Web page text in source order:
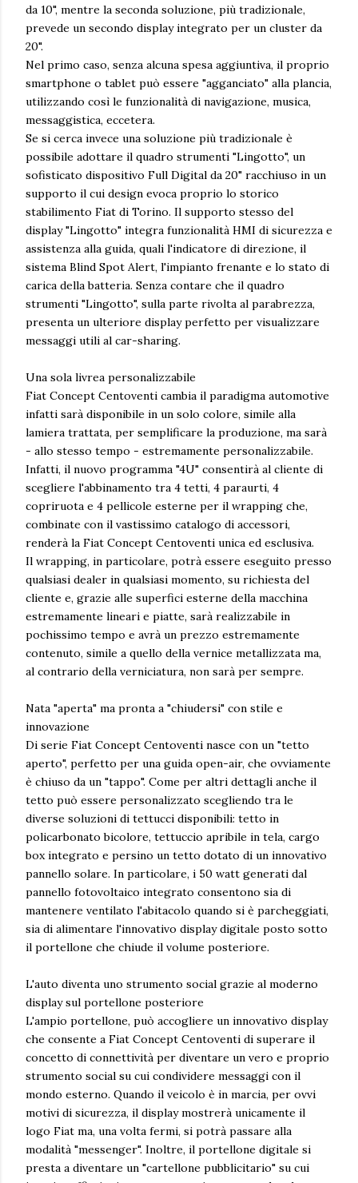
da 10", mentre la seconda soluzione, più tradizionale,
prevede un secondo display integrato per un cluster da
20".
Nel primo caso, senza alcuna spesa aggiuntiva, il proprio
smartphone o tablet può essere "agganciato" alla plancia,
utilizzando così le funzionalità di navigazione, musica,
messaggistica, eccetera.
Se si cerca invece una soluzione più tradizionale è
possibile adottare il quadro strumenti "Lingotto", un
sofisticato dispositivo Full Digital da 20" racchiuso in un
supporto il cui design evoca proprio lo storico
stabilimento Fiat di Torino. Il supporto stesso del
display "Lingotto" integra funzionalità HMI di sicurezza e
assistenza alla guida, quali l'indicatore di direzione, il
sistema Blind Spot Alert, l'impianto frenante e lo stato di
carica della batteria. Senza contare che il quadro
strumenti "Lingotto", sulla parte rivolta al parabrezza,
presenta un ulteriore display perfetto per visualizzare
messaggi utili al car-sharing.
Una sola livrea personalizzabile
Fiat Concept Centoventi cambia il paradigma automotive
infatti sarà disponibile in un solo colore, simile alla
lamiera trattata, per semplificare la produzione, ma sarà
- allo stesso tempo - estremamente personalizzabile.
Infatti, il nuovo programma "4U" consentirà al cliente di
scegliere l'abbinamento tra 4 tetti, 4 paraurti, 4
copriruota e 4 pellicole esterne per il wrapping che,
combinate con il vastissimo catalogo di accessori,
renderà la Fiat Concept Centoventi unica ed esclusiva.
Il wrapping, in particolare, potrà essere eseguito presso
qualsiasi dealer in qualsiasi momento, su richiesta del
cliente e, grazie alle superfici esterne della macchina
estremamente lineari e piatte, sarà realizzabile in
pochissimo tempo e avrà un prezzo estremamente
contenuto, simile a quello della vernice metallizzata ma,
al contrario della verniciatura, non sarà per sempre.
Nata "aperta" ma pronta a "chiudersi" con stile e
innovazione
Di serie Fiat Concept Centoventi nasce con un "tetto
aperto", perfetto per una guida open-air, che ovviamente
è chiuso da un "tappo". Come per altri dettagli anche il
tetto può essere personalizzato scegliendo tra le
diverse soluzioni di tettucci disponibili: tetto in
policarbonato bicolore, tettuccio apribile in tela, cargo
box integrato e persino un tetto dotato di un innovativo
pannello solare. In particolare, i 50 watt generati dal
pannello fotovoltaico integrato consentono sia di
mantenere ventilato l'abitacolo quando si è parcheggiati,
sia di alimentare l'innovativo display digitale posto sotto
il portellone che chiude il volume posteriore.
L'auto diventa uno strumento social grazie al moderno
display sul portellone posteriore
L'ampio portellone, può accogliere un innovativo display
che consente a Fiat Concept Centoventi di superare il
concetto di connettività per diventare un vero e proprio
strumento social su cui condividere messaggi con il
mondo esterno. Quando il veicolo è in marcia, per ovvi
motivi di sicurezza, il display mostrerà unicamente il
logo Fiat ma, una volta fermi, si potrà passare alla
modalità "messenger". Inoltre, il portellone digitale si
presta a diventare un "cartellone pubblicitario" su cui